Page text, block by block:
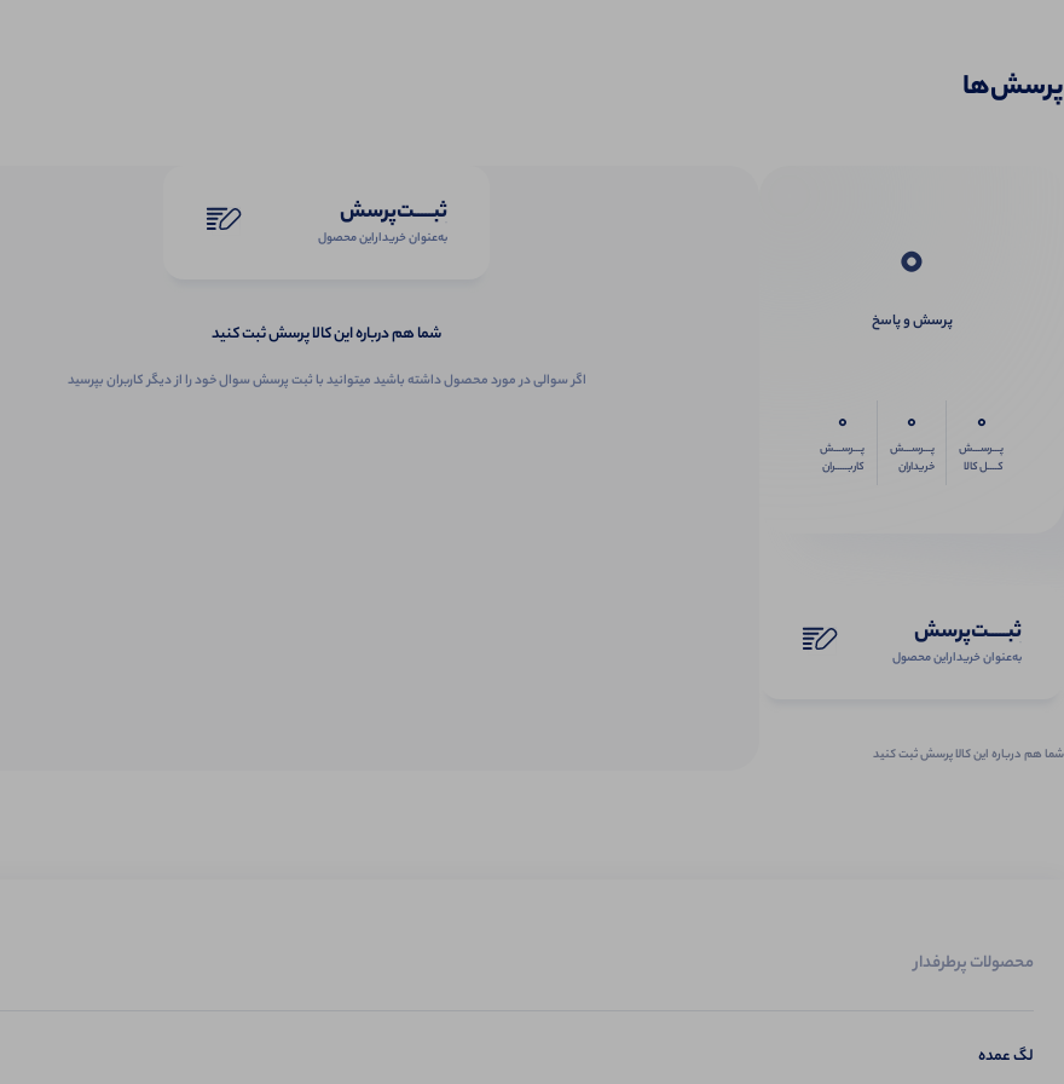
پرسش‌ها
0
پرسش و پاسخ
0
پـــرســـش
کــــل کالا
0
پـــرســـش
خریداران
0
پـــرســـش
کاربـــــران
ثبـــــت‌پرسش
به‌عنوان ‌خریدار‌این‌ محصول
شما هم درباره این کالا پرسش ثبت کنید
ثبـــــت‌پرسش
به‌عنوان ‌خریدار‌این‌ محصول
شما هم درباره این کالا پرسش ثبت کنید
اگر سوالی در مورد محصول داشته باشید میتوانید با ثبت پرسش سوال خود را از دیگر کاربران بپرسید
محصولات پرطرفدار
لگ عمده